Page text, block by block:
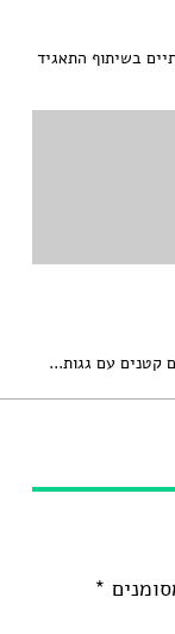
*
בשיתוף התאגיד
קטנים עם גגות...